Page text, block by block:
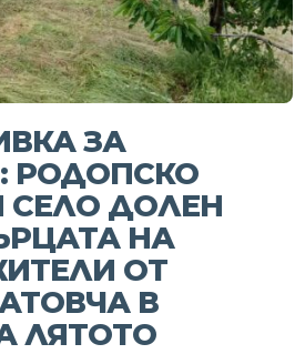
ЗА
РОДОПСКО
СЕЛО ДОЛЕН
НА
ОТ
В
ЛЯТОТО